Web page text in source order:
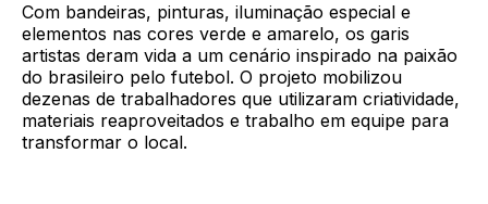
Com bandeiras, pinturas, iluminação especial e
elementos nas cores verde e amarelo, os garis
artistas deram vida a um cenário inspirado na paixão
do brasileiro pelo futebol. O projeto mobilizou
dezenas de trabalhadores que utilizaram criatividade,
materiais reaproveitados e trabalho em equipe para
transformar o local.